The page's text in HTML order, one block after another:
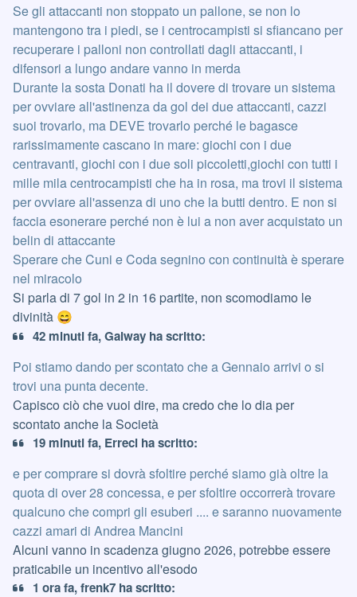
Se gli attaccanti non stoppato un pallone, se non lo
mantengono tra i piedi, se i centrocampisti si sfiancano per
recuperare i palloni non controllati dagli attaccanti, i
difensori a lungo andare vanno in merda
Durante la sosta Donati ha il dovere di trovare un sistema
per ovviare all'astinenza da gol dei due attaccanti, cazzi
suoi trovarlo, ma DEVE trovarlo perché le bagasce
rarissimamente cascano in mare: giochi con i due
centravanti, giochi con i due soli piccoletti,giochi con tutti i
mille mila centrocampisti che ha in rosa, ma trovi il sistema
per ovviare all'assenza di uno che la butti dentro. E non si
faccia esonerare perché non è lui a non aver acquistato un
belin di attaccante
Sperare che Cuni e Coda segnino con continuità è sperare
nel miracolo
Si parla di 7 gol in 2 in 16 partite, non scomodiamo le
divinità 😄
42 minuti fa, Galway ha scritto:
Poi stiamo dando per scontato che a Gennaio arrivi o si
trovi una punta decente.
Capisco ciò che vuoi dire, ma credo che lo dia per
scontato anche la Società
19 minuti fa, Erreci ha scritto:
e per comprare si dovrà sfoltire perché siamo già oltre la
quota di over 28 concessa, e per sfoltire occorrerà trovare
qualcuno che compri gli esuberi .... e saranno nuovamente
cazzi amari di Andrea Mancini
Alcuni vanno in scadenza giugno 2026, potrebbe essere
praticabile un incentivo all'esodo
1 ora fa, frenk7 ha scritto: